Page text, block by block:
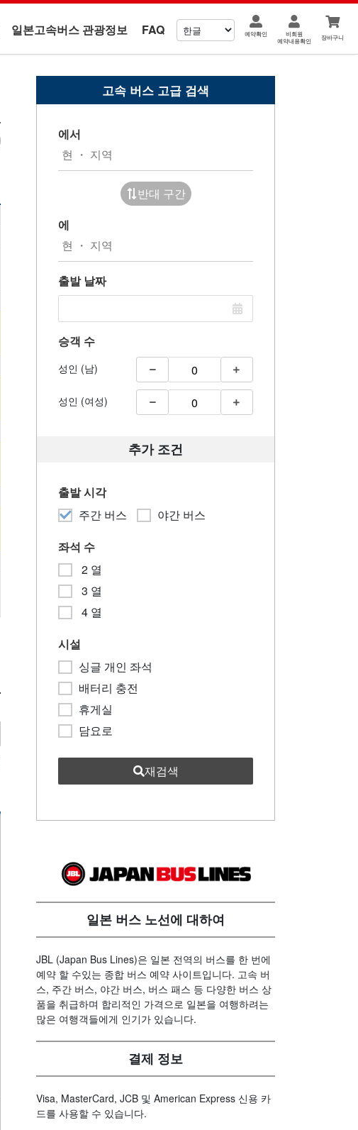
일본고속버스 관광정보 FAQ 예약확인
비회원
예약내용확인
장바구니
고속 버스 고급 검색
에서
반대 구간
에
출발 날짜
승객 수
성인 (남)
성인 (여성)
추가 조건
출발 시각
주간 버스
야간 버스
좌석 수
2 열
3 열
4 열
시설
싱글 개인 좌석
배터리 충전
휴게실
담요로
재검색
일본 버스 노선에 대하여
JBL (Japan Bus Lines)은 일본 전역의 버스를 한 번에
예약 할 수있는 종합 버스 예약 사이트입니다. 고속 버
스, 주간 버스, 야간 버스, 버스 패스 등 다양한 버스 상
품을 취급하며 합리적인 가격으로 일본을 여행하려는
많은 여행객들에게 인기가 있습니다.
결제 정보
Visa, MasterCard, JCB 및 American Express 신용 카
드를 사용할 수 있습니다.